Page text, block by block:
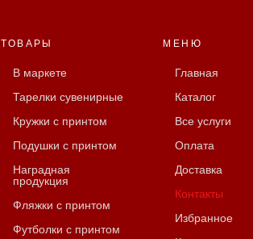
ТОВАРЫ
В маркете
Тарелки сувенирные
Кружки с принтом
Подушки с принтом
Наградная
продукция
Фляжки с принтом
Футболки с принтом
МЕНЮ
Главная
Каталог
Все услуги
Оплата
Доставка
Контакты
Избранное